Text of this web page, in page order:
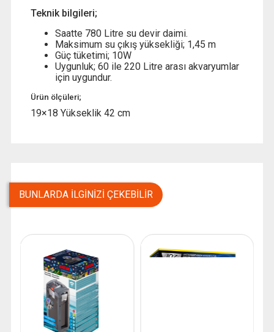
Teknik bilgileri;
Saatte 780 Litre su devir daimi.
Maksimum su çıkış yüksekliği; 1,45 m
Güç tüketimi; 10W
Uygunluk; 60 ile 220 Litre arası akvaryumlar
için uygundur.
Ürün ölçüleri;
19×18 Yükseklik 42 cm
BUNLARDA İLGINIZI ÇEKEBILIR